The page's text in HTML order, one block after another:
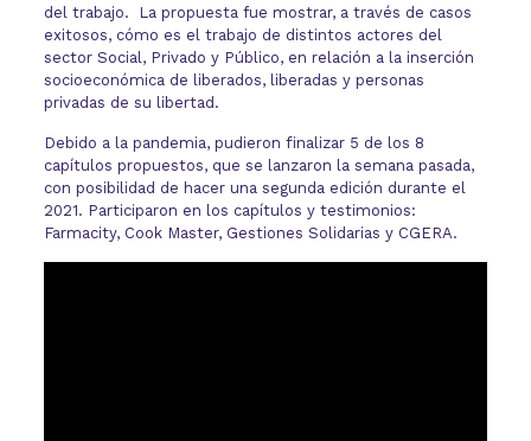
del trabajo. La propuesta fue mostrar, a través de casos
exitosos, cómo es el trabajo de distintos actores del
sector Social, Privado y Público, en relación a la inserción
socioeconómica de liberados, liberadas y personas
privadas de su libertad.
Debido a la pandemia, pudieron finalizar 5 de los 8
capítulos propuestos, que se lanzaron la semana pasada,
con posibilidad de hacer una segunda edición durante el
2021. Participaron en los capítulos y testimonios:
Farmacity, Cook Master, Gestiones Solidarias y CGERA.